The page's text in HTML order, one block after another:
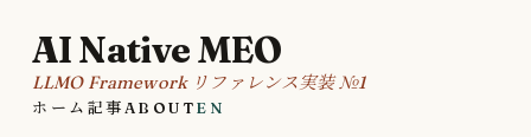
AI Native MEO
LLMO Framework リファレンス実装 №1
ホーム記事AboutEN